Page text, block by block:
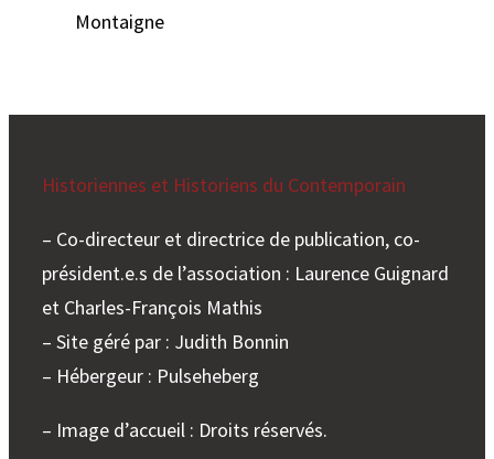
Montaigne
Historiennes et Historiens du Contemporain
– Co-directeur et directrice de publication, co-
président.e.s de l’association : Laurence Guignard
et Charles-François Mathis
– Site géré par : Judith Bonnin
– Hébergeur : Pulseheberg
– Image d’accueil : Droits réservés.